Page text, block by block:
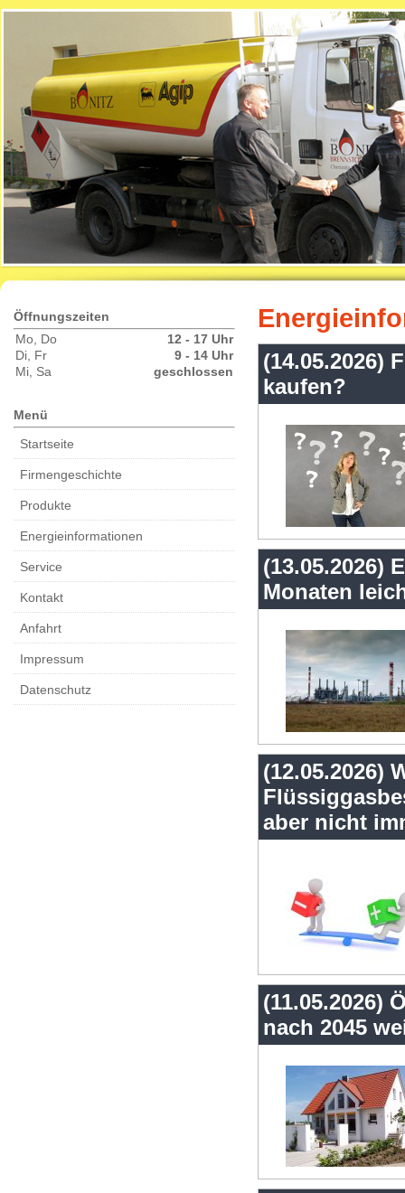
Öffnungszeiten
Mo, Do
12 - 17 Uhr
Di, Fr
9 - 14 Uhr
Mi, Sa
geschlossen
Menü
Startseite
Firmengeschichte
Produkte
Energieinformationen
Service
Kontakt
Anfahrt
Impressum
Datenschutz
(14.05.2026)
kaufen?
(13.05.2026)
Monaten
(12.05.2026)
aber nicht
(11.05.2026)
nach 2045